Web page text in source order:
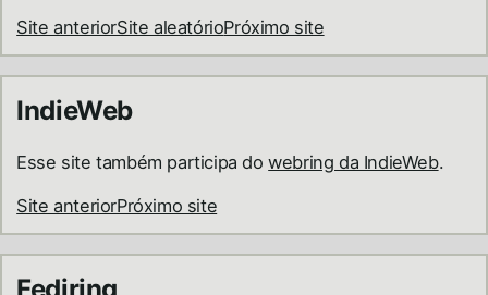
Site anteriorSite aleatórioPróximo site
IndieWeb
Esse site também participa dowebring da IndieWeb.
Site anteriorPróximo site